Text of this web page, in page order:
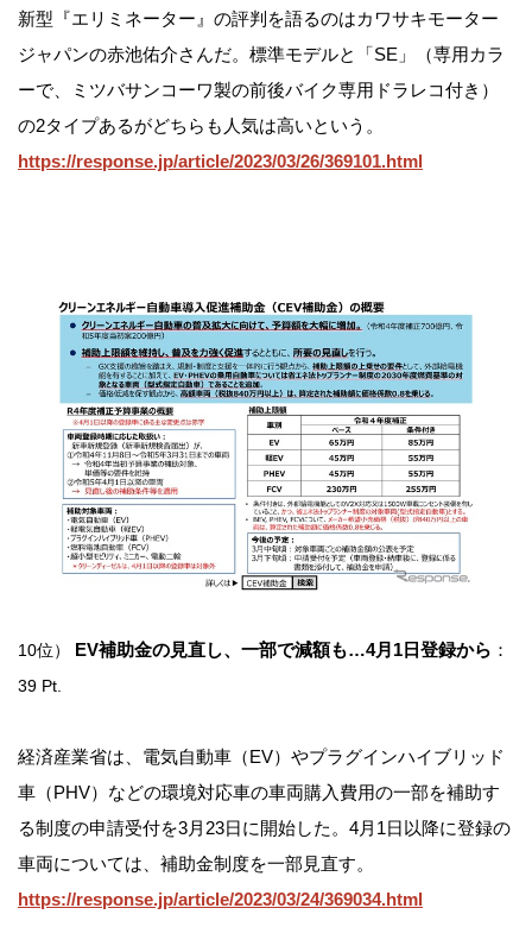
新型『エリミネーター』の評判を語るのはカワサキモーター
ジャパンの赤池佑介さんだ。標準モデルと「SE」（専用カラ
ーで、ミツバサンコーワ製の前後バイク専用ドラレコ付き）
の2タイプあるがどちらも人気は高いという。
https://response.jp/article/2023/03/26/369101.html
10位） EV補助金の見直し、一部で減額も…4月1日登録から ：
39 Pt.
経済産業省は、電気自動車（EV）やプラグインハイブリッド
車（PHV）などの環境対応車の車両購入費用の一部を補助す
る制度の申請受付を3月23日に開始した。4月1日以降に登録の
車両については、補助金制度を一部見直す。
https://response.jp/article/2023/03/24/369034.html